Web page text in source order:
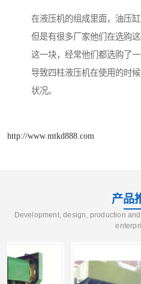
在液压机的组成里面，油压
但是有很多厂家他们在选购
这一块，经常他们都选购了
导致四柱液压机在使用的时
状况。
http://www.mtkd888.com
产品
Development, design, production